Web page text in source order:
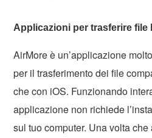
Applicazioni per trasferire file
AirMore è un’applicazione
per il trasferimento dei file
che con iOS. Funzionando
applicazione non richiede
sul tuo computer. Una volta